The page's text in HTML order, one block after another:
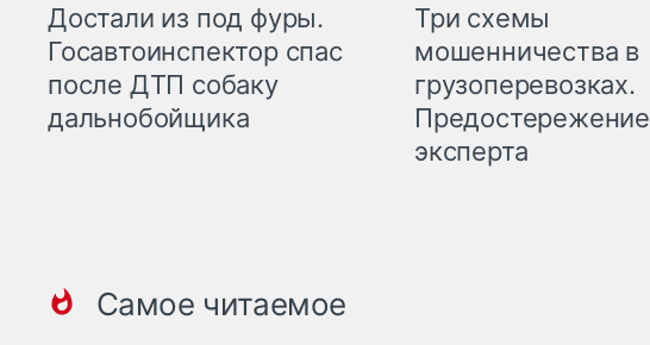
Достали из под фуры.
Госавтоинспектор спас
после ДТП собаку
дальнобойщика
Три схемы
мошенничества в
грузоперевозках.
Предостережение
эксперта
Самое читаемое